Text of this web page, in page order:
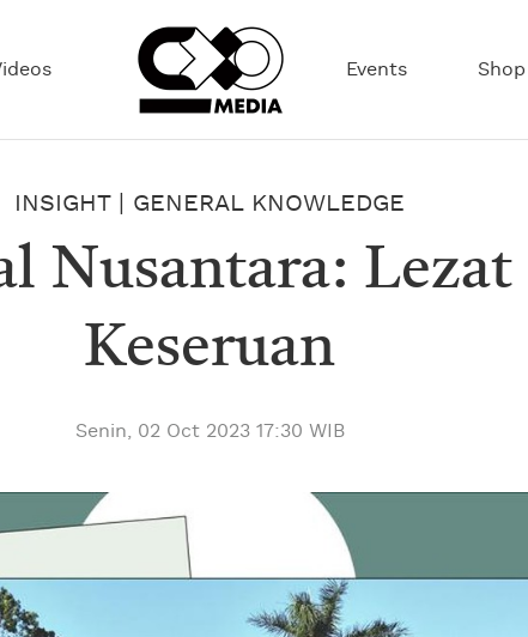
Events Shop
INSIGHT| GENERAL KNOWLEDGE
Nusantara:
Keseruan
Senin, 02 Oct 2023 17:30 WIB